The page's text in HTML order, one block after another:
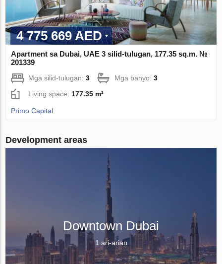
4 775 669 AED
Apartment sa Dubai, UAE 3 silid-tulugan, 177.35 sq.m. №
201339
Mga silid-tulugan:3 Mga banyo:3
Living space: 177.35 m²
Primo Capital
Development areas
Downtown Dubai
1 ari-arian